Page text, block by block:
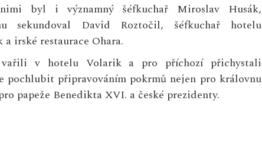
byl i významný šéfkuchař Miroslav Husák,
sekundoval David Roztočil, šéfkuchař hotelu
irské restaurace Ohara.
vařili v hotelu Volarik a pro příchozí přichystali
pochlubit připravováním pokrmů nejen pro královnu
papeže Benedikta XVI. a české prezidenty.